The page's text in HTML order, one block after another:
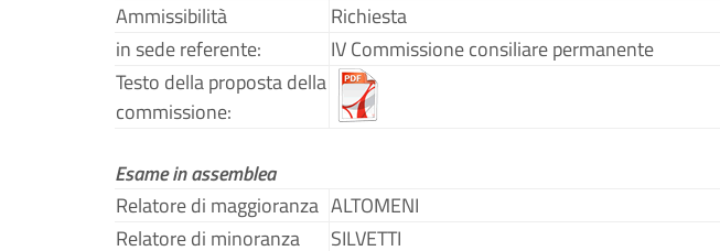
Ammissibilità
Richiesta
in sede referente:
IV Commissione consiliare permanente
Testo della proposta della
commissione:
Esame in assemblea
Relatore di maggioranza ALTOMENI
Relatore di minoranza
SILVETTI